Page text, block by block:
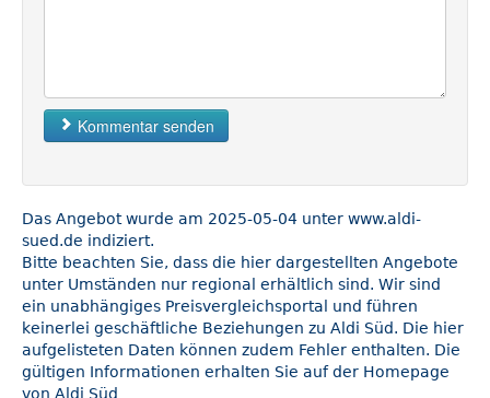
Kommentar senden
Das Angebot wurde am 2025-05-04 unter www.aldi-
sued.de indiziert.
Bitte beachten Sie, dass die hier dargestellten Angebote
unter Umständen nur regional erhältlich sind. Wir sind
ein unabhängiges Preisvergleichsportal und führen
keinerlei geschäftliche Beziehungen zu Aldi Süd. Die hier
aufgelisteten Daten können zudem Fehler enthalten. Die
gültigen Informationen erhalten Sie auf der Homepage
von Aldi Süd